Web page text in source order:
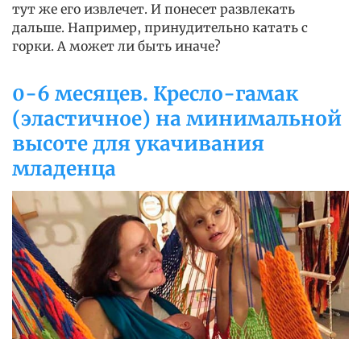
тут же его извлечет. И понесет развлекать
дальше. Например, принудительно катать с
горки. А может ли быть иначе?
0-6 месяцев. Кресло-гамак
(эластичное) на минимальной
высоте для укачивания
младенца